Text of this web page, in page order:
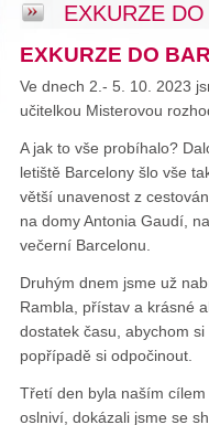
EXKURZE
EXKURZE DO
Ve dnech 2.- 5. 10. 2023
učitelkou Misterovou
A jak to vše probíhalo?
letiště Barcelony šlo vše
větší unavenost z
na domy Antonia Gaudí,
večerní Barcelonu.
Druhým dnem jsme už
Rambla, přístav a krásné
dostatek času, abychom
popřípadě si odpočinout.
Třetí den byla naším
oslniví, dokázali jsme se